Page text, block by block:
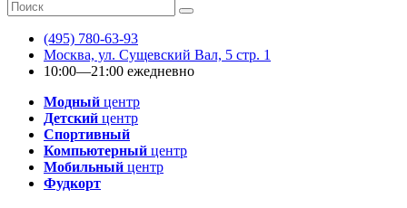
(495) 780-63-93
Москва, ул. Сущевский Вал, 5 стр. 1
10:00—21:00 ежедневно
Модный центр
Детский центр
Спортивный
Компьютерный центр
Мобильный центр
Фудкорт